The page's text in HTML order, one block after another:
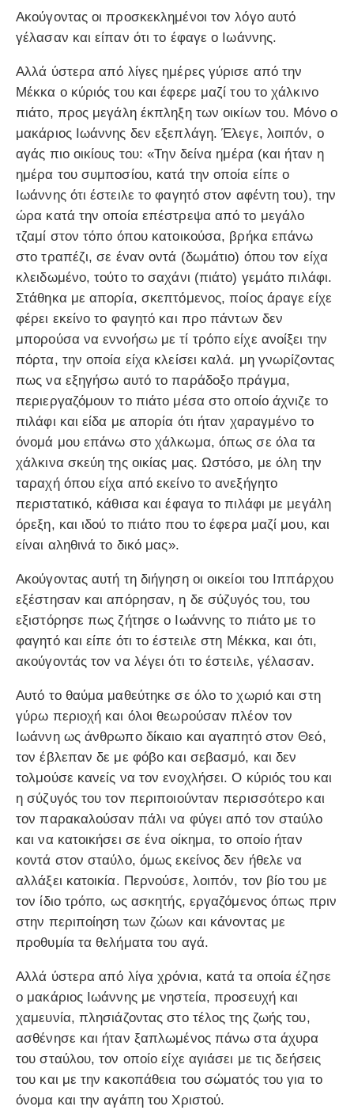
Ακούγοντας οι προσκεκλημένοι τον λόγο αυτό
γέλασαν και είπαν ότι το έφαγε ο Ιωάννης.
Αλλά ύστερα από λίγες ημέρες γύρισε από την
Μέκκα ο κύριός του και έφερε μαζί του το χάλκινο
πιάτο, προς μεγάλη έκπληξη των οικίων του. Μόνο ο
μακάριος Ιωάννης δεν εξεπλάγη. Έλεγε, λοιπόν, ο
αγάς πιο οικίους του: «Την δείνα ημέρα (και ήταν η
ημέρα του συμποσίου, κατά την οποία είπε ο
Ιωάννης ότι έστειλε το φαγητό στον αφέντη του), την
ώρα κατά την οποία επέστρεψα από το μεγάλο
τζαμί στον τόπο όπου κατοικούσα, βρήκα επάνω
στο τραπέζι, σε έναν οντά (δωμάτιο) όπου τον είχα
κλειδωμένο, τούτο το σαχάνι (πιάτο) γεμάτο πιλάφι.
Στάθηκα με απορία, σκεπτόμενος, ποίος άραγε είχε
φέρει εκείνο το φαγητό και προ πάντων δεν
μπορούσα να εννοήσω με τί τρόπο είχε ανοίξει την
πόρτα, την οποία είχα κλείσει καλά. μη γνωρίζοντας
πως να εξηγήσω αυτό το παράδοξο πράγμα,
περιεργαζόμουν το πιάτο μέσα στο οποίο άχνιζε το
πιλάφι και είδα με απορία ότι ήταν χαραγμένο το
όνομά μου επάνω στο χάλκωμα, όπως σε όλα τα
χάλκινα σκεύη της οικίας μας. Ωστόσο, με όλη την
ταραχή όπου είχα από εκείνο το ανεξήγητο
περιστατικό, κάθισα και έφαγα το πιλάφι με μεγάλη
όρεξη, και ιδού το πιάτο που το έφερα μαζί μου, και
είναι αληθινά το δικό μας».
Ακούγοντας αυτή τη διήγηση οι οικείοι του Ιππάρχου
εξέστησαν και απόρησαν, η δε σύζυγός του, του
εξιστόρησε πως ζήτησε ο Ιωάννης το πιάτο με το
φαγητό και είπε ότι το έστειλε στη Μέκκα, και ότι,
ακούγοντάς τον να λέγει ότι το έστειλε, γέλασαν.
Αυτό το θαύμα μαθεύτηκε σε όλο το χωριό και στη
γύρω περιοχή και όλοι θεωρούσαν πλέον τον
Ιωάννη ως άνθρωπο δίκαιο και αγαπητό στον Θεό,
τον έβλεπαν δε με φόβο και σεβασμό, και δεν
τολμούσε κανείς να τον ενοχλήσει. Ο κύριός του και
η σύζυγός του τον περιποιούνταν περισσότερο και
τον παρακαλούσαν πάλι να φύγει από τον σταύλο
και να κατοικήσει σε ένα οίκημα, το οποίο ήταν
κοντά στον σταύλο, όμως εκείνος δεν ήθελε να
αλλάξει κατοικία. Περνούσε, λοιπόν, τον βίο του με
τον ίδιο τρόπο, ως ασκητής, εργαζόμενος όπως πριν
στην περιποίηση των ζώων και κάνοντας με
προθυμία τα θελήματα του αγά.
Αλλά ύστερα από λίγα χρόνια, κατά τα οποία έζησε
ο μακάριος Ιωάννης με νηστεία, προσευχή και
χαμευνία, πλησιάζοντας στο τέλος της ζωής του,
ασθένησε και ήταν ξαπλωμένος πάνω στα άχυρα
του σταύλου, τον οποίο είχε αγιάσει με τις δεήσεις
του και με την κακοπάθεια του σώματός του για το
όνομα και την αγάπη του Χριστού.